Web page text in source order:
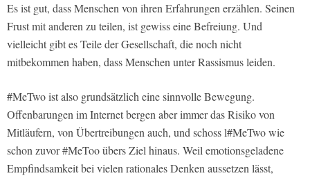
Es ist gut, dass Menschen von ihren Erfahrungen erzählen. Seinen
Frust mit anderen zu teilen, ist gewiss eine Befreiung. Und
vielleicht gibt es Teile der Gesellschaft, die noch nicht
mitbekommen haben, dass Menschen unter Rassismus leiden.
#MeTwo ist also grundsätzlich eine sinnvolle Bewegung.
Offenbarungen im Internet bergen aber immer das Risiko von
Mitläufern, von Übertreibungen auch, und schoss l#MeTwo wie
schon zuvor #MeToo übers Ziel hinaus. Weil emotionsgeladene
Empfindsamkeit bei vielen rationales Denken aussetzen lässt,